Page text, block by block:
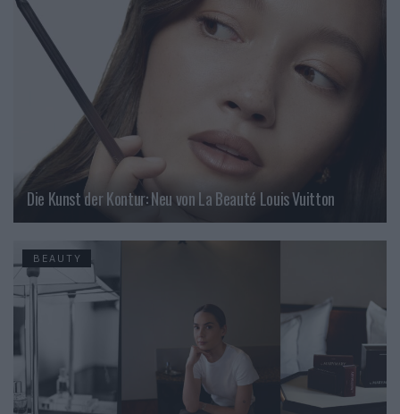
Die Kunst der Kontur: Neu von La Beauté Louis Vuitton
BEAUTY